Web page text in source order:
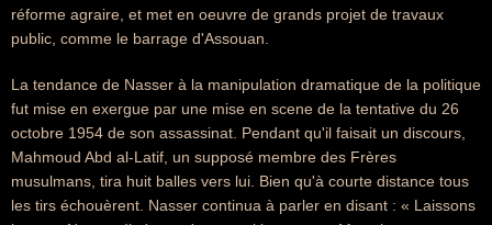
réforme agraire, et met en oeuvre de grands projet de travaux
public, comme le barrage d'Assouan.
La tendance de Nasser à la manipulation dramatique de la politique
fut mise en exergue par une mise en scene de la tentative du 26
octobre 1954 de son assassinat. Pendant qu'il faisait un discours,
Mahmoud Abd al-Latif, un supposé membre des Frères
musulmans, tira huit balles vers lui. Bien qu'à courte distance tous
les tirs échouèrent. Nasser continua à parler en disant : « Laissons